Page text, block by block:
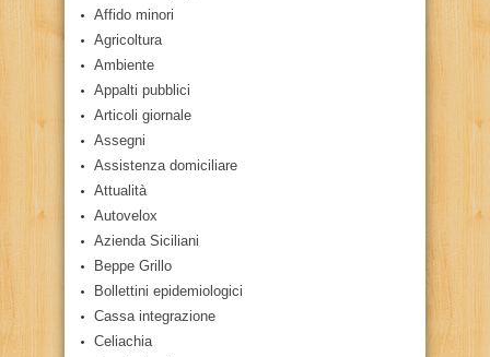
Affido minori
Agricoltura
Ambiente
Appalti pubblici
Articoli giornale
Assegni
Assistenza domiciliare
Attualità
Autovelox
Azienda Siciliani
Beppe Grillo
Bollettini epidemiologici
Cassa integrazione
Celiachia